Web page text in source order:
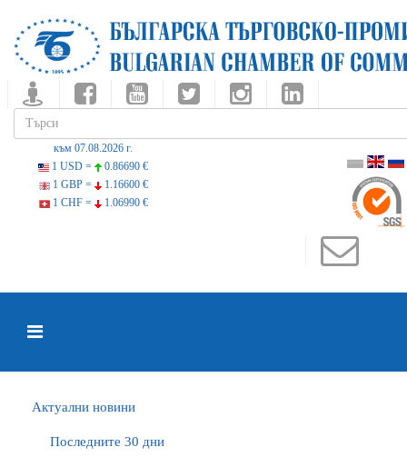
към 07.08.2026 г.
1 USD =
0.86690 €
1 GBP =
1.16600 €
1 CHF =
1.06990 €
Актуални новини
Последните 30 дни